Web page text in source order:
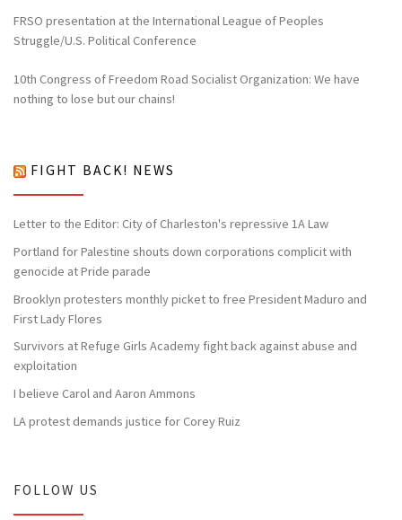
FRSO presentation at the International League of Peoples
Struggle/U.S. Political Conference
10th Congress of Freedom Road Socialist Organization: We have
nothing to lose but our chains!
FIGHT BACK! NEWS
Letter to the Editor: City of Charleston's repressive 1A Law
Portland for Palestine shouts down corporations complicit with
genocide at Pride parade
Brooklyn protesters monthly picket to free President Maduro and
First Lady Flores
Survivors at Refuge Girls Academy fight back against abuse and
exploitation
I believe Carol and Aaron Ammons
LA protest demands justice for Corey Ruiz
FOLLOW US